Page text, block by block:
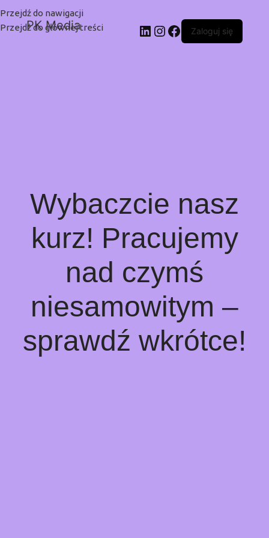
Przejdź do nawigacji
Przejdź do głównej treści
PK Media Zaloguj się
Wybaczcie nasz
kurz! Pracujemy
nad czymś
niesamowitym –
sprawdź wkrótce!